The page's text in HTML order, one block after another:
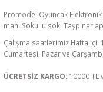
Promodel Oyuncak Elektronik
mah. Sokullu sok. Taşpınar
Çalışma saatlerimiz Hafta içi:
Cumartesi, Pazar ve
ÜCRETSİZ KARGO: 10000 TL